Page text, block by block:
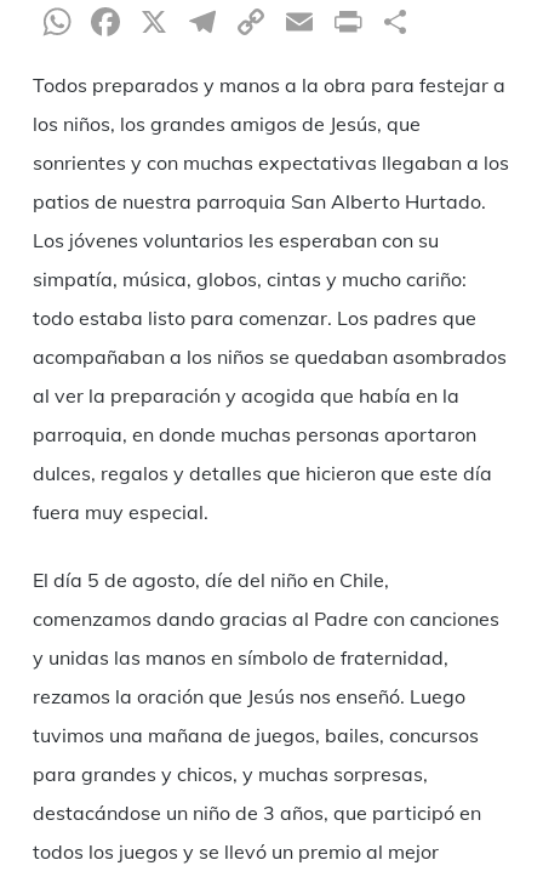
WhatsApp
Facebook
X Telegram
CopyEmailPrint
Todos preparados y manos a la obra para festejar a
los niños, los grandes amigos de Jesús, que
sonrientes y con muchas expectativas llegaban a los
patios de nuestra parroquia San Alberto Hurtado.
Los jóvenes voluntarios les esperaban con su
simpatía, música, globos, cintas y mucho cariño:
todo estaba listo para comenzar. Los padres que
acompañaban a los niños se quedaban asombrados
al ver la preparación y acogida que había en la
parroquia, en donde muchas personas aportaron
dulces, regalos y detalles que hicieron que este día
fuera muy especial.
El día 5 de agosto, díe del niño en Chile,
comenzamos dando gracias al Padre con canciones
y unidas las manos en símbolo de fraternidad,
rezamos la oración que Jesús nos enseñó. Luego
tuvimos una mañana de juegos, bailes, concursos
para grandes y chicos, y muchas sorpresas,
destacándose un niño de 3 años, que participó en
todos los juegos y se llevó un premio al mejor